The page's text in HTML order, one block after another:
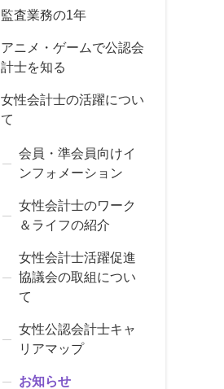
監査業務の1年
アニメ・ゲームで公認会
計士を知る
女性会計士の活躍につい
て
会員・準会員向けイ
ンフォメーション
女性会計士のワーク
＆ライフの紹介
女性会計士活躍促進
協議会の取組につい
て
女性公認会計士キャ
リアマップ
お知らせ